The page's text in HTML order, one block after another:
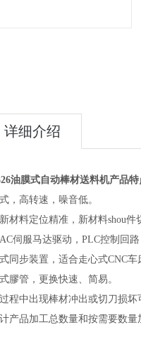
详细介绍
油膜式自动棒材送料机产品特
，高转速，噪音低。
材料定位精准，新材料shou件
伺服马达驱动，PLC控制回路
同步装置，适合走心式CNC车
膠管，更换快速、简易。
程中出现棒材冲出或切刀损坏
产品加工总数量和按需要数量